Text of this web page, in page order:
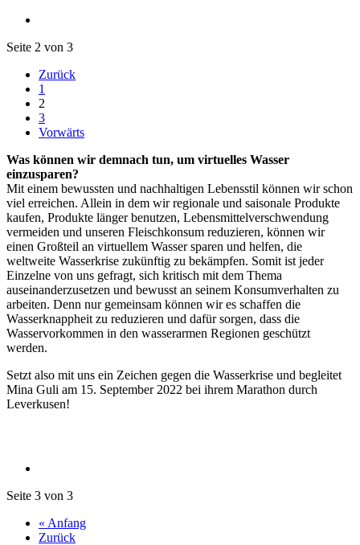
Seite 2 von 3
Zurück
1
2
3
Vorwärts
Was können wir demnach tun, um virtuelles Wasser
einzusparen?
Mit einem bewussten und nachhaltigen Lebensstil können wir schon
viel erreichen. Allein in dem wir regionale und saisonale Produkte
kaufen, Produkte länger benutzen, Lebensmittelverschwendung
vermeiden und unseren Fleischkonsum reduzieren, können wir
einen Großteil an virtuellem Wasser sparen und helfen, die
weltweite Wasserkrise zukünftig zu bekämpfen. Somit ist jeder
Einzelne von uns gefragt, sich kritisch mit dem Thema
auseinanderzusetzen und bewusst an seinem Konsumverhalten zu
arbeiten. Denn nur gemeinsam können wir es schaffen die
Wasserknappheit zu reduzieren und dafür sorgen, dass die
Wasservorkommen in den wasserarmen Regionen geschützt
werden.
Setzt also mit uns ein Zeichen gegen die Wasserkrise und begleitet
Mina Guli am 15. September 2022 bei ihrem Marathon durch
Leverkusen!
Seite 3 von 3
« Anfang
Zurück